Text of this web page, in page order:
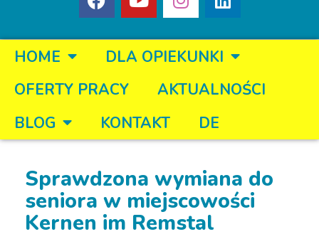
HOME
DLA OPIEKUNKI
OFERTY PRACY
AKTUALNOŚCI
BLOG
KONTAKT DE
Sprawdzona wymiana do
seniora w miejscowości
Kernen im Remstal